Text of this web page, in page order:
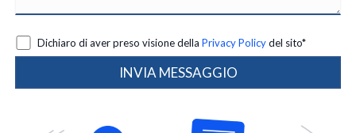
Dichiaro di aver preso visione della Privacy Policydel sito*